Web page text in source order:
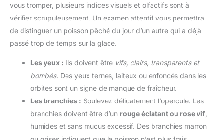
vous tromper, plusieurs indices visuels et olfactifs sont à
vérifier scrupuleusement. Un examen attentif vous permettra
de distinguer un poisson pêché du jour d’un autre qui a déjà
passé trop de temps sur la glace.
Les yeux : Ils doivent être vifs, clairs, transparents et
bombés. Des yeux ternes, laiteux ou enfoncés dans les
orbites sont un signe de manque de fraîcheur.
Les branchies : Soulevez délicatement l’opercule. Les
branchies doivent être d’un rouge éclatant ou rose vif
humides et sans mucus excessif. Des branchies marron